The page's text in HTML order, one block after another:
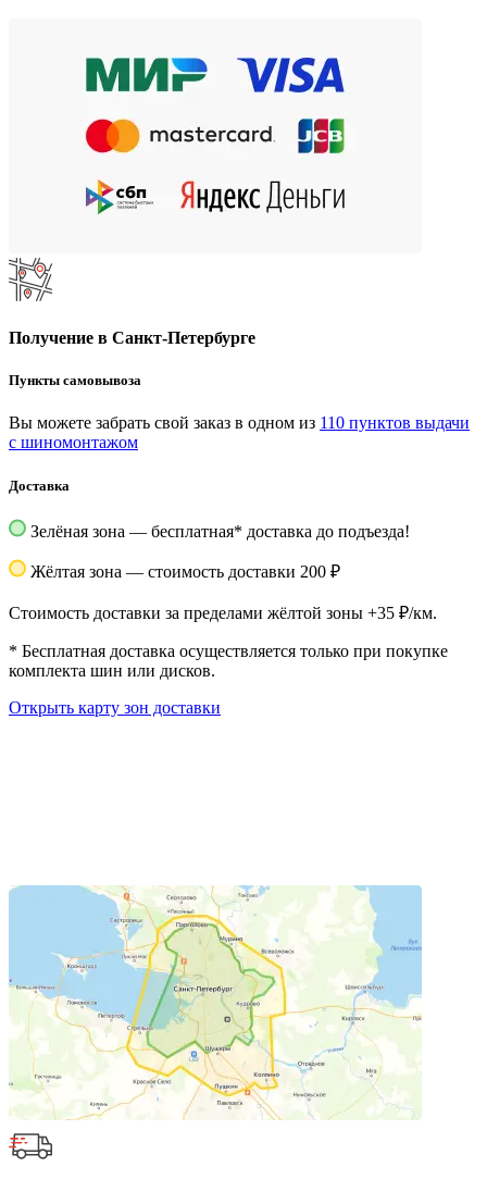
Получение в Санкт-Петербурге
Пункты самовывоза
Вы можете забрать свой заказ в одном из 110 пунктов выдачи
с шиномонтажом
Доставка
Зелёная зона — бесплатная* доставка до подъезда!
Жёлтая зона — стоимость доставки 200 ₽
Стоимость доставки за пределами жёлтой зоны +35 ₽/км.
* Бесплатная доставка осуществляется только при покупке
комплекта шин или дисков.
Открыть карту зон доставки